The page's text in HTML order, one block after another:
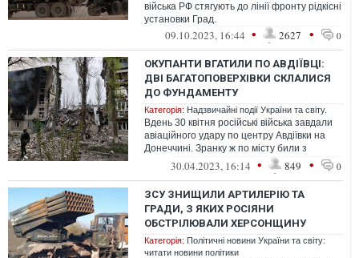
війська РФ стягують до лінії фронту рідкісні
установки Град.
09.10.2023, 16:44 • 2627 • 0
ОКУПАНТИ ВГАТИЛИ ПО АВДІЇВЦІ:
ДВІ БАГАТОПОВЕРХІВКИ СКЛАЛИСЯ
ДО ФУНДАМЕНТУ
Категорія: Надзвичайні події України та світу.
Вдень 30 квітня російські війська завдали
авіаційного удару по центру Авдіївки на
Донеччині. Зранку ж по місту били з
"Градів" та танків
30.04.2023, 16:14 • 849 • 0
ЗСУ ЗНИЩИЛИ АРТИЛЕРІЮ ТА
ГРАДИ, З ЯКИХ РОСІЯНИ
ОБСТРІЛЮВАЛИ ХЕРСОНЩИНУ
Категорія: Політичні новини України та світу:
читати новини політики